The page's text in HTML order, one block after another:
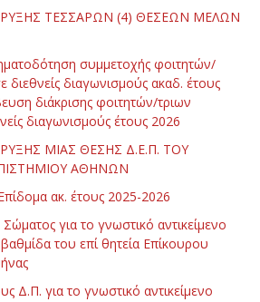
ΤΕΣΣΑΡΩΝ (4) ΘΕΣΕΩΝ ΜΕΛΩΝ
συμμετοχής φοιτητών/
διεθνείς διαγωνισμούς ακαδ. έτους
διάκρισης φοιτητών/τριων
διαγωνισμούς έτους 2026
ΜΙΑΣ ΘΕΣΗΣ Δ.Ε.Π. ΤΟΥ
ΑΘΗΝΩΝ
ακ. έτους 2025-2026
για το γνωστικό αντικείμενο
του επί θητεία Επίκουρου
Δ.Π. για το γνωστικό αντικείμενο